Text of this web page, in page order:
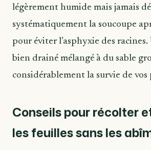
légèrement humide mais jamais
systématiquement la soucoupe
pour éviter l’asphyxie des
bien drainé mélangé à du sable
considérablement la survie de vos
Conseils pour récolter
les feuilles sans les